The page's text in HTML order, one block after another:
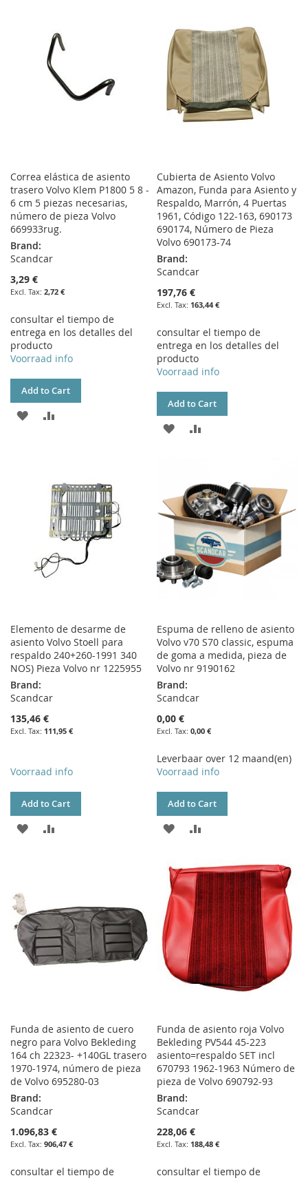
LIST
Correa elástica de asiento
trasero Volvo Klem P1800 5 8 -
6 cm 5 piezas necesarias,
número de pieza Volvo
669933rug.
Brand:
Scandcar
3,29 €
2,72 €
consultar el tiempo de
entrega en los detalles del
producto
Voorraad info
Add to Cart
ADD
Cubierta de Asiento Volvo
Amazon, Funda para Asiento y
Respaldo, Marrón, 4 Puertas
1961, Código 122-163, 690173
690174, Número de Pieza
Volvo 690173-74
Brand:
Scandcar
197,76 €
163,44 €
consultar el tiempo de
entrega en los detalles del
producto
Voorraad info
Add to Cart
ADD
LIST
Elemento de desarme de
asiento Volvo Stoell para
respaldo 240+260-1991 340
NOS) Pieza Volvo nr 1225955
Brand:
Scandcar
135,46 €
111,95 €
Voorraad info
Add to Cart
ADD
Espuma de relleno de asiento
Volvo v70 S70 classic, espuma
de goma a medida, pieza de
Volvo nr 9190162
Brand:
Scandcar
0,00 €
0,00 €
Leverbaar over 12 maand(en)
Voorraad info
Add to Cart
ADD
WISH
LIST
COMPARE
Funda de asiento de cuero
negro para Volvo Bekleding
164 ch 22323- +140GL trasero
1970-1974, número de pieza
de Volvo 695280-03
Brand:
Scandcar
1.096,83 €
906,47 €
consultar el tiempo de
Funda de asiento roja Volvo
Bekleding PV544 45-223
asiento=respaldo SET incl
670793 1962-1963 Número de
pieza de Volvo 690792-93
Brand:
Scandcar
228,06 €
188,48 €
consultar el tiempo de